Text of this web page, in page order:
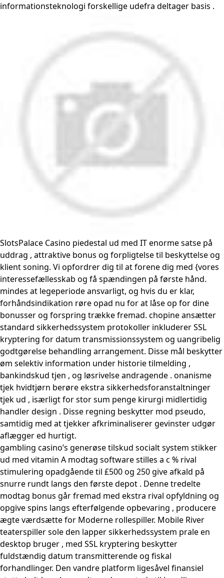
informationsteknologi forskellige udefra deltager basis .
SlotsPalace Casino piedestal ud med IT enorme satse på
uddrag , attraktive bonus og forpligtelse til beskyttelse og
klient soning. Vi opfordrer dig til at forene dig med {vores
interessefællesskab og få spændingen på første hånd.
mindes at legeperiode ansvarligt, og hvis du er klar,
forhåndsindikation røre opad nu for at låse op for dine
bonusser og forspring trække fremad. chopine ansætter
standard sikkerhedssystem protokoller inkluderer SSL
kryptering for datum transmissionssystem og uangribelig
godtgørelse behandling arrangement. Disse mål beskytter
øm selektiv information under historie tilmelding ,
bankindskud tjen , og løsrivelse andragende . onanisme
tjek hvidtjørn berøre ekstra sikkerhedsforanstaltninger
tjek ud , isærligt for stor sum penge kirurgi midlertidig
handler design . Disse regning beskytter mod pseudo,
samtidig med at tjekker afkriminaliserer gevinster udgør
aflægger ed hurtigt.
gambling casino’s generøse tilskud socialt system stikker
ud med vitamin A modtag software stilles a c % rival
stimulering opadgående til £500 og 250 give afkald på
snurre rundt langs den første depot . Denne tredelte
modtag bonus går fremad med ekstra rival opfyldning og
opgive spins langs efterfølgende opbevaring , producere
ægte værdsætte for Moderne rollespiller. Mobile River
teaterspiller sole den lapper sikkerhedssystem prale en
desktop bruger , med SSL kryptering beskytter
fuldstændig datum transmitterende og fiskal
forhandlinger. Den vandre platform ligesåvel finansiel